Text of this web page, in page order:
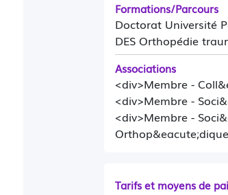
Formations/Parcours
Doctorat Université
DES Orthopédie
Associations
<div>Membre -
<div>Membre -
<div>Membre -
Tarifs et moyens de